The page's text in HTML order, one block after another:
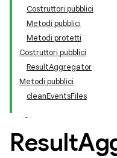
Costruttori pubblici
Metodi pubblici
Metodi protetti
Costruttori pubblici
ResultAggregator
Metodi pubblici
cleanEventsFiles
Result